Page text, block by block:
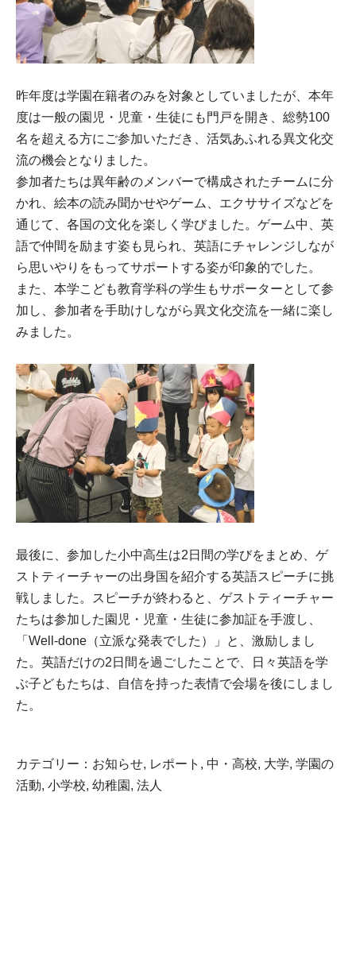
昨年度は学園在籍者のみを対象としていましたが、本年
度は一般の園児・児童・生徒にも門戸を開き、総勢100
名を超える方にご参加いただき、活気あふれる異文化交
流の機会となりました。
参加者たちは異年齢のメンバーで構成されたチームに分
かれ、絵本の読み聞かせやゲーム、エクササイズなどを
通じて、各国の文化を楽しく学びました。ゲーム中、英
語で仲間を励ます姿も見られ、英語にチャレンジしなが
ら思いやりをもってサポートする姿が印象的でした。
また、本学こども教育学科の学生もサポーターとして参
加し、参加者を手助けしながら異文化交流を一緒に楽し
みました。
最後に、参加した小中高生は2日間の学びをまとめ、ゲ
ストティーチャーの出身国を紹介する英語スピーチに挑
戦しました。スピーチが終わると、ゲストティーチャー
たちは参加した園児・児童・生徒に参加証を手渡し、
「Well-done（立派な発表でした）」と、激励しまし
た。英語だけの2日間を過ごしたことで、日々英語を学
ぶ子どもたちは、自信を持った表情で会場を後にしまし
た。
カテゴリー： お知らせ, レポート , 中・高校, 大学, 学園の
活動, 小学校, 幼稚園 , 法人